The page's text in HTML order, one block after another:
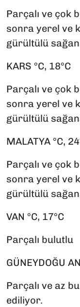
Parçalı ve çok
sonra yerel ve
gürültülü
KARS °C, 18°C
Parçalı ve çok
sonra yerel ve
gürültülü
MALATYA °C,
Parçalı ve çok
sonra yerel ve
gürültülü
VAN °C, 17°C
Parçalı bulutlu
GÜNEYDOĞU
Parçalı ve az
ediliyor.